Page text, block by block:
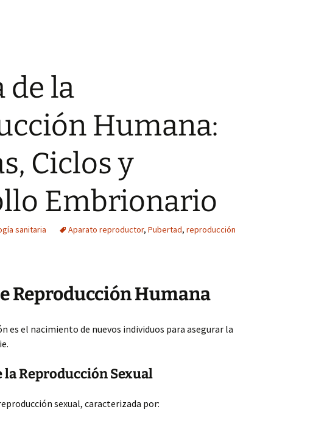
de la
Humana:
Ciclos y
Embrionario
sanitaria Aparato reproductor, Pubertad, reproducción
Reproducción Humana
es el nacimiento de nuevos individuos para asegurar la
Reproducción Sexual
sexual, caracterizada por: